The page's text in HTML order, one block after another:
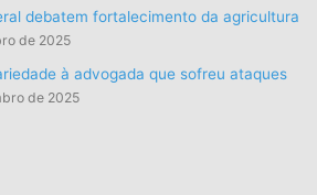
debatem fortalecimento da agricultura
de 2025
à advogada que sofreu ataques
de 2025